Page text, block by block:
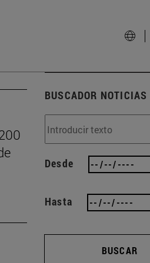
BUSCADOR NOTICIAS
Desde
Hasta
BUSCAR